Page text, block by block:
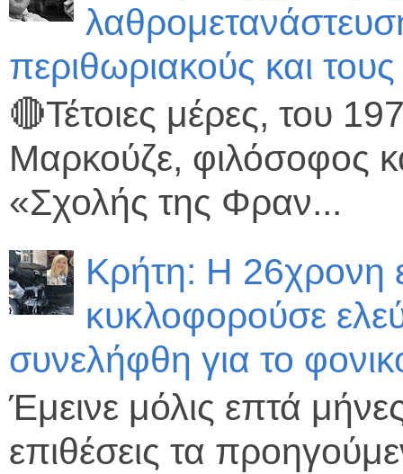
περιθωριακούς και
🔴Τέτοιες μέρες, του
Μαρκούζε, φιλόσοφος
«Σχολής της Φραν...
Κρήτη: Η 26χρονη
κυκλοφορούσε
συνελήφθη για το
Έμεινε μόλις επτά
επιθέσεις τα